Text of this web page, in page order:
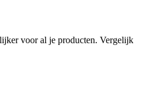
voor al je producten. Vergelijk